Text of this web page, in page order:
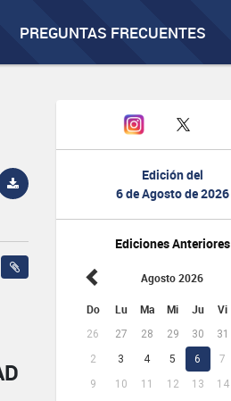
PREGUNTAS FRECUENTES
Edición del
6 de Agosto de 2026
Ediciones Anteriores
Agosto 2026
Do Lu Ma Mi Ju Vi
26 27 28 29 30 31
2
3 4 5 6 7
9
10 11 12 13 14